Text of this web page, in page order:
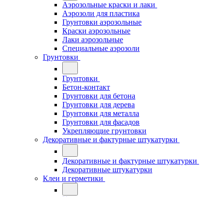
Аэрозольные краски и лаки
Аэрозоли для пластика
Грунтовки аэрозольные
Краски аэрозольные
Лаки аэрозольные
Специальные аэрозоли
Грунтовки
Грунтовки
Бетон-контакт
Грунтовки для бетона
Грунтовки для дерева
Грунтовки для металла
Грунтовки для фасадов
Укрепляющие грунтовки
Декоративные и фактурные штукатурки
Декоративные и фактурные штукатурки
Декоративные штукатурки
Клеи и герметики